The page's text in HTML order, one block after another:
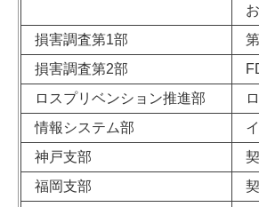
損害調査第1部
損害調査第2部
ロスプリベンション推進部
情報システム部
神戸支部
福岡支部